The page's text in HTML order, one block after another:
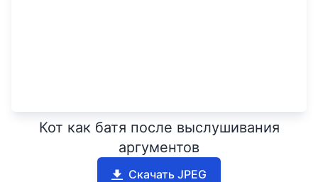
Кот как батя после выслушивания
аргументов
Скачать JPEG